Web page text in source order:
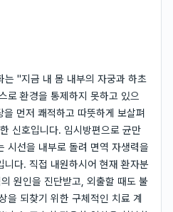
는 "지금 내 몸 내부의 자궁과 하초
로 환경을 통제하지 못하고 있으
먼저 쾌적하고 따뜻하게 보살펴
신호입니다. 임시방편으로 균만
시선을 내부로 돌려 면역 자생력을
니다. 직접 내원하시어 현재 환자분
원인을 진단받고, 외출할 때도 불
을 되찾기 위한 구체적인 치료 계